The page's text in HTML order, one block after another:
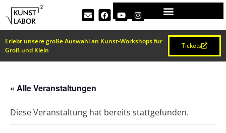
Erlebt unsere große Auswahl an Kunst-Workshops für
Groß und Klein
Tickets
« Alle Veranstaltungen
Diese Veranstaltung hat bereits stattgefunden.